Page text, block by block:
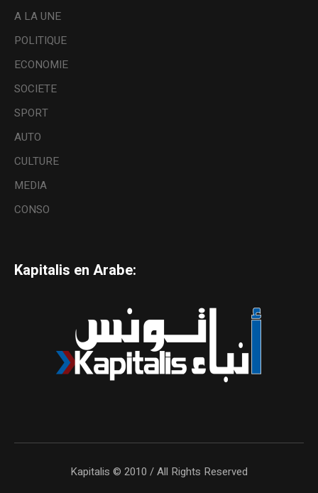
A LA UNE
POLITIQUE
ECONOMIE
SOCIETE
SPORT
AUTO
CULTURE
MEDIA
CONSO
Kapitalis en Arabe:
Kapitalis © 2010 / All Rights Reserved